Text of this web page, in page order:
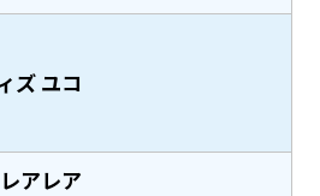
ズ ユコ
アレア